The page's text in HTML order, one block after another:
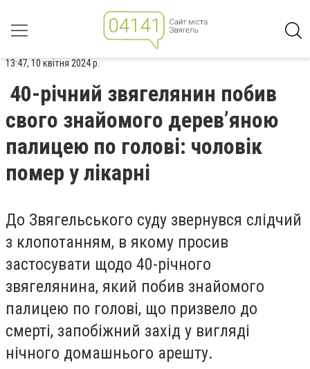
13:47, 10 квітня 2024 р.
40-річний звягелянин побив
свого знайомого дерев’яною
палицею по голові: чоловік
помер у лікарні
До Звягельського суду звернувся слідчий
з клопотанням, в якому просив
застосувати щодо 40-річного
звягелянина, який побив знайомого
палицею по голові, що призвело до
смерті, запобіжний захід у вигляді
нічного домашнього арешту.